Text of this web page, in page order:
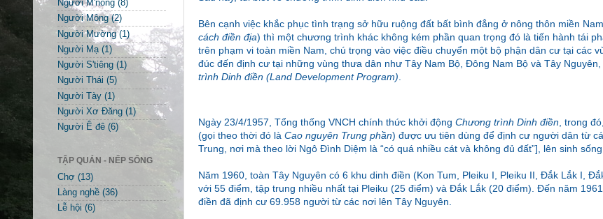
Bên cạnh việc khắc phục tình trạng sở hữu ruộng đất bất bình đẳng ở nông thôn miền
cách điền địa) thì một chương trình khác không kém phần quan trọng đó là tiến hành tái
trên phạm vi toàn miền Nam, chú trọng vào việc điều chuyển một bộ phận dân cư tại các
đúc đến định cư tại những vùng thưa dân như Tây Nam Bộ, Đông Nam Bộ và Tây Nguyên,
trình Dinh điền (Land Development Program)
Ngày 23/4/1957, Tổng thống VNCH chính thức khởi động Chương trình Dinh điền, trong
(gọi theo thời đó là Cao nguyên Trung phần) được ưu tiên dùng để định cư người dân từ
Trung, nơi mà theo lời Ngô Đình Diệm là “có quá nhiều cát và không đủ đất”], lên sinh
Năm 1960, toàn Tây Nguyên có 6 khu dinh điền (Kon Tum, Pleiku I, Pleiku II, Đắk Lắk I,
với 55 điểm, tập trung nhiều nhất tại Pleiku (25 điểm) và Đắk Lắk (20 điểm). Đến năm
điền đã định cư 69.958 người từ các nơi lên Tây Nguyên.
Người M'nông (8)
Người Mông (2)
Người Mường (1)
Người Mạ (1)
Người S'tiêng (1)
Người Thái (5)
Người Tày (1)
Người Xơ Đăng (1)
Người Ê đê (6)
TẬP QUÁN - NẾP SỐNG
Chợ (13)
Làng nghề (36)
Lễ hội (6)